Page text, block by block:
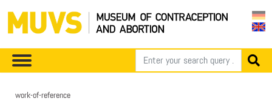
work-of-reference